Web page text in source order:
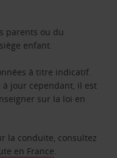
parents ou du
enfant.
à titre indicatif.
jour cependant, il est
sur la loi en
la conduite, consultez
en France.